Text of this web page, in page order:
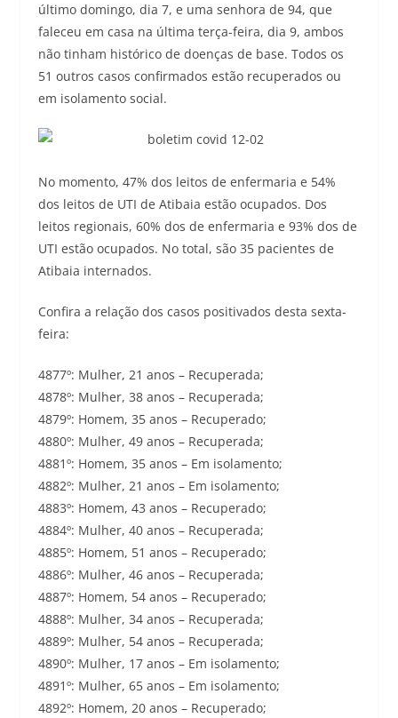
último domingo, dia 7, e uma senhora de 94, que
faleceu em casa na última terça-feira, dia 9, ambos
não tinham histórico de doenças de base. Todos os
51 outros casos confirmados estão recuperados ou
em isolamento social.
No momento, 47% dos leitos de enfermaria e 54%
dos leitos de UTI de Atibaia estão ocupados. Dos
leitos regionais, 60% dos de enfermaria e 93% dos de
UTI estão ocupados. No total, são 35 pacientes de
Atibaia internados.
Confira a relação dos casos positivados desta sexta-
feira:
4877º: Mulher, 21 anos – Recuperada;
4878º: Mulher, 38 anos – Recuperada;
4879º: Homem, 35 anos – Recuperado;
4880º: Mulher, 49 anos – Recuperada;
4881º: Homem, 35 anos – Em isolamento;
4882º: Mulher, 21 anos – Em isolamento;
4883º: Homem, 43 anos – Recuperado;
4884º: Mulher, 40 anos – Recuperada;
4885º: Homem, 51 anos – Recuperado;
4886º: Mulher, 46 anos – Recuperada;
4887º: Homem, 54 anos – Recuperado;
4888º: Mulher, 34 anos – Recuperada;
4889º: Mulher, 54 anos – Recuperada;
4890º: Mulher, 17 anos – Em isolamento;
4891º: Mulher, 65 anos – Em isolamento;
4892º: Homem, 20 anos – Recuperado;